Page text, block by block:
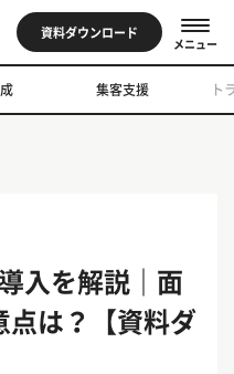
資料ダウンロード
メニュー
集客支援 ト
接の導入を解説｜面接設定の流れや
入を解説｜面
は？【資料ダ